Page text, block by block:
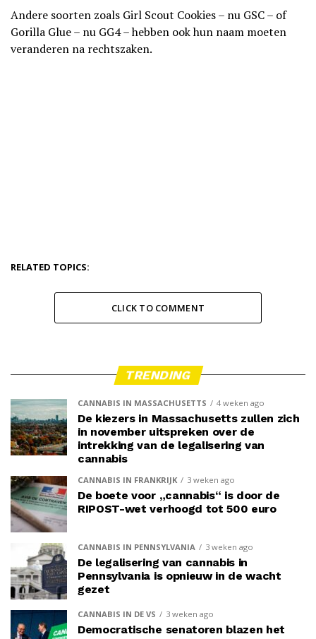
Andere soorten zoals Girl Scout Cookies – nu GSC – of
Gorilla Glue – nu GG4 – hebben ook hun naam moeten
veranderen na rechtszaken.
RELATED TOPICS:
CLICK TO COMMENT
TRENDING
CANNABIS IN MASSACHUSETTS 4 weken ago
De kiezers in Massachusetts zullen zich
in november uitspreken over de
intrekking van de legalisering van
cannabis
CANNABIS IN FRANKRIJK 3 weken ago
De boete voor „cannabis“ is door de
RIPOST-wet verhoogd tot 500 euro
CANNABIS IN PENNSYLVANIA 3 weken ago
De legalisering van cannabis in
Pennsylvania is opnieuw in de wacht
gezet
CANNABIS IN DE VS 3 weken ago
Democratische senatoren blazen het